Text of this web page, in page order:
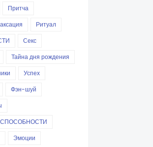
Притча
Ритуал
Секс
Тайна дня рождения
Успех
Фэн-шуй
Эмоции